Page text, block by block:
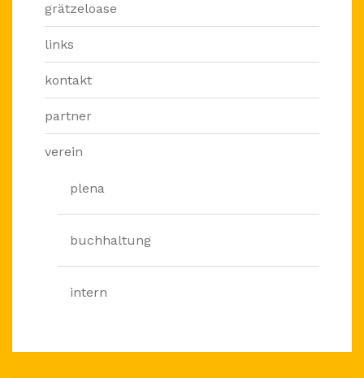
grätzeloase
links
kontakt
partner
verein
plena
buchhaltung
intern